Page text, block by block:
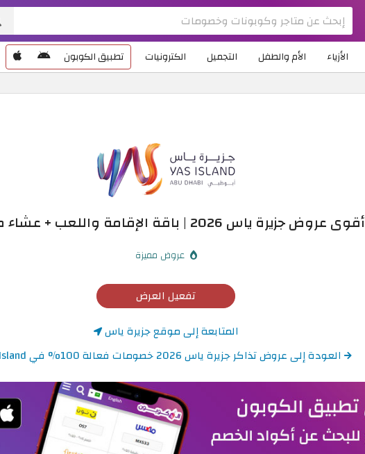
الأزياء الأم والطفل التجميل الكترونيات تطبيق الكوبون
أقوى عروض جزيرة ياس 2026 | باقة الإقامة واللعب + عشاء مجاني
عروض مميزة
تفعيل العرض
المتابعة إلى موقع جزيرة ياس
العودة إلى عروض تذاكر جزيرة ياس 2026 خصومات فعالة 100% في Yas Island